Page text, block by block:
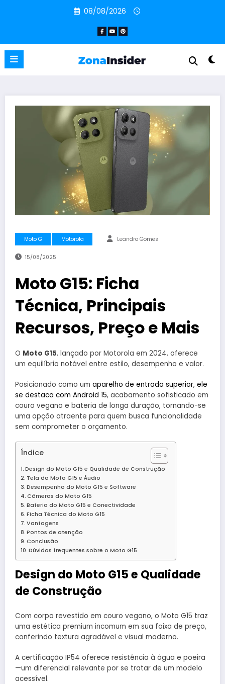
08/08/2026
Moto G Motorola Leandro Gomes
15/08/2025
Moto G15: Ficha
Técnica, Principais
Recursos, Preço e Mais
O Moto G15, lançado por Motorola em 2024, oferece
um equilíbrio notável entre estilo, desempenho e valor.
Posicionado como um aparelho de entrada superior, ele
se destaca com Android 15, acabamento sofisticado em
couro vegano e bateria de longa duração, tornando-se
uma opção atraente para quem busca funcionalidade
sem comprometer o orçamento.
Índice
Design do Moto G15 e Qualidade de Construção
Tela do Moto G15 e Áudio
Desempenho do Moto G15 e Software
Câmeras do Moto G15
Bateria do Moto G15 e Conectividade
Ficha Técnica do Moto G15
Vantagens
Pontos de atenção
Conclusão
Dúvidas frequentes sobre o Moto G15
Design do Moto G15 e Qualidade
de Construção
Com corpo revestido em couro vegano, o Moto G15 traz
uma estética premium incomum em sua faixa de preço,
conferindo textura agradável e visual moderno.
A certificação IP54 oferece resistência à água e poeira
—um diferencial relevante por se tratar de um modelo
acessível.